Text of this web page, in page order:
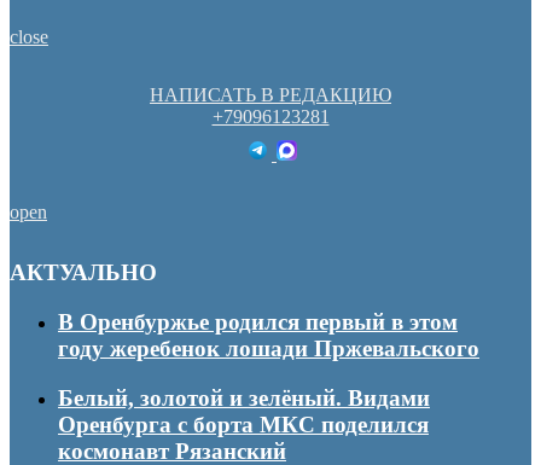
close
НАПИСАТЬ В РЕДАКЦИЮ
+79096123281
open
АКТУАЛЬНО
В Оренбуржье родился первый в этом
году жеребенок лошади Пржевальского
Белый, золотой и зелёный. Видами
Оренбурга с борта МКС поделился
космонавт Рязанский